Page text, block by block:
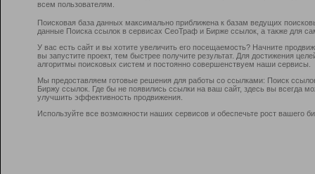
всем пользователям.
Поисковая база данных максимально приближена к базам ведущих
данные Поиска ссылок в сервисах СеоТраф и Бирже ссылок, а также для
У вас есть сайт и вы хотите увеличить его посещаемость? Начните
вы запустите проект, тем быстрее получите результат. Для достижения
алгоритмы поисковых систем и постоянно совершенствуем наши сервисы.
Мы предоставляем готовые решения для работы со ссылками: Поиск
Биржу ссылок. Где бы не появились ссылки на ваш сайт, здесь вы всегда
улучшить эффективность продвижения.
Используйте все возможности наших сервисов и обеспечьте рост вашего